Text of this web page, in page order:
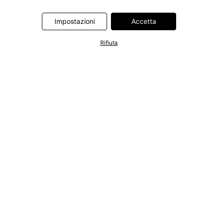
seguenti società: Adjust GmbH, Criteo SA, Google Ireland
Limited, Hurra Communications GmbH, ID5 Technology Ltd,
Limited, Pinterest Europe Limited, RTB-House GmbH, TikTok
Impostazioni Accetta
Rifiuta